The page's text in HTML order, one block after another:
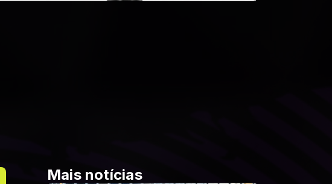
Mais notícias